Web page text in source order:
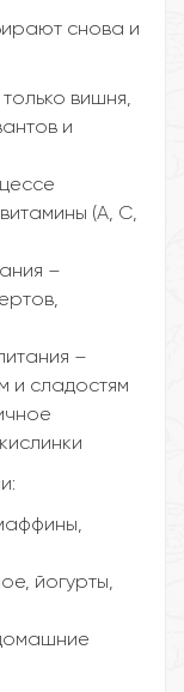
снова и
вишня,
и
(А, С,
–
–
и сладостям
йогурты,